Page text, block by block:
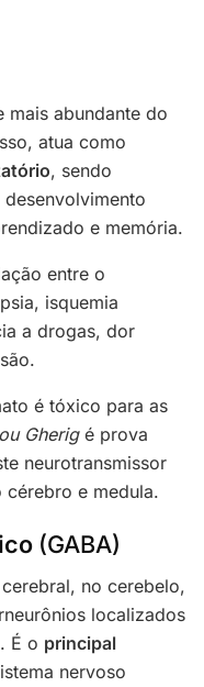
mais abundante do
atua como
, sendo
e memória.
entre o
isquemia
a drogas, dor
é tóxico para as
Gherigé prova
neurotransmissor
e medula.
(GABA)
no cerebelo,
localizados
É o principal
nervoso